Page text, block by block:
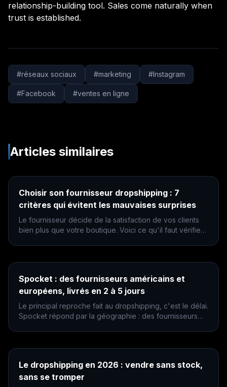
relationship-building tool. Sales come naturally when
trust is established.
#réseaux sociaux #marketing #Instagram
#Facebook #ventes en ligne
Articles similaires
Choisir son fournisseur dropshipping : 7
critères qui évitent les mauvaises surprises
Le fournisseur décide de la satisfaction de vos clients
bien plus que votre boutique. Voici ce qu'il faut vérifier
Spocket : des fournisseurs américains et
européens, livrés en 2 à 5 jours
Le principal reproche fait au dropshipping, c'est le délai.
Spocket répond par la géographie : des fournisseurs
Le dropshipping en 2026 : vendre sans stock,
sans se tromper